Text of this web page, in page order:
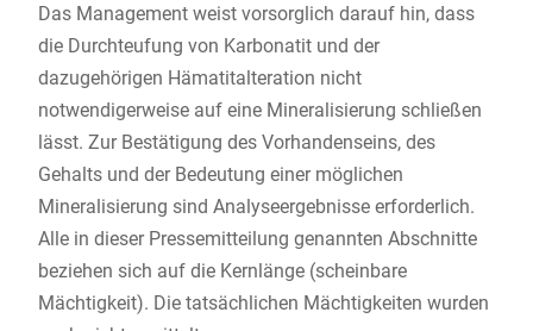
Das Management weist vorsorglich darauf hin, dass
die Durchteufung von Karbonatit und der
dazugehörigen Hämatitalteration nicht
notwendigerweise auf eine Mineralisierung schließen
lässt. Zur Bestätigung des Vorhandenseins, des
Gehalts und der Bedeutung einer möglichen
Mineralisierung sind Analyseergebnisse erforderlich.
Alle in dieser Pressemitteilung genannten Abschnitte
beziehen sich auf die Kernlänge (scheinbare
Mächtigkeit). Die tatsächlichen Mächtigkeiten wurden